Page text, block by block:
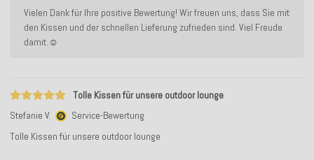
Vielen Dank für Ihre positive Bewertung! Wir freuen uns, dass Sie mit
den Kissen und der schnellen Lieferung zufrieden sind. Viel Freude
damit.☺️
Tolle Kissen für unsere outdoor lounge
Stefanie V.
Service-Bewertung
Tolle Kissen für unsere outdoor lounge